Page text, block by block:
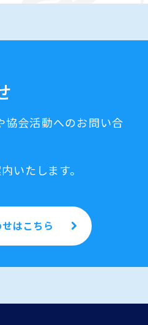
協会活動へのお問い合
いたします。
はこちら